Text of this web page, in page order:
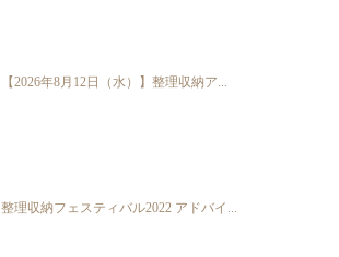
【2026年8月12日（水）】整理収納ア...
整理収納フェスティバル2022 アドバイ...